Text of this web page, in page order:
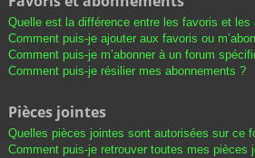
Quelle est la différence entre les favoris et les
Comment puis-je ajouter aux favoris ou
Comment puis-je m’abonner à un forum
Comment puis-je résilier mes abonnements ?
Pièces jointes
Quelles pièces jointes sont autorisées sur ce
Comment puis-je retrouver toutes mes pièces